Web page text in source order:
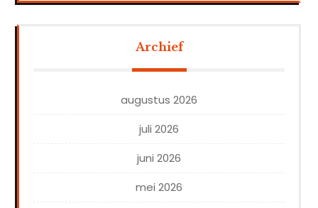
Archief
augustus 2026
juli 2026
juni 2026
mei 2026